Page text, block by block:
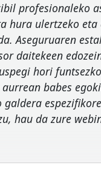
profesionaleko
ulertzeko eta
Aseguruaren
daitekeen
hori
babes
hau da zure